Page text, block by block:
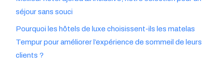
séjour sans souci
Pourquoi les hôtels de luxe choisissent-ils les matelas
Tempur pour améliorer l’expérience de sommeil de leurs
clients ?